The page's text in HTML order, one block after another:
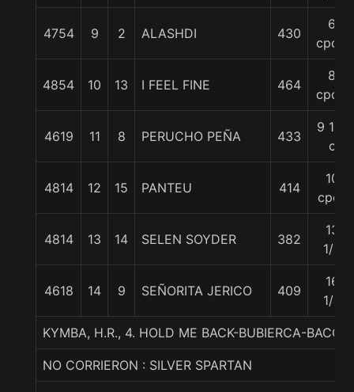
4754 9 2 ALASHDI 430
6
cpos.
4854 10 13 I FEEL FINE 464
8
cpos.
4619 11 8 PERUCHO PEÑA 433
9 1/2
c
4814 12 15 PANTEU 414
10
cpos
4814 13 14 SELEN SOYDER 382
13
1/2
4618 14 9 SEÑORITA JERICO 409
16
1/4
KYMBA, H.R., 4. HOLD ME BACK-BUBIERCA-
NO CORRIERON : SILVER SPARTAN